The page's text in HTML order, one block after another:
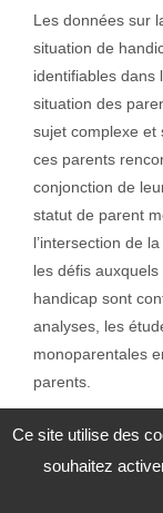
Les données sur
situation de
identifiables dans
situation des
sujet complexe et
ces parents
conjonction de
statut de parent
l’intersection de
les défis
handicap sont
analyses, les
monoparentales
parents.
Lire
situation
(PDF –
Ce site utilise des
souhaitez